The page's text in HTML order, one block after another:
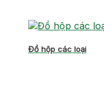
Đồ hộp các loại